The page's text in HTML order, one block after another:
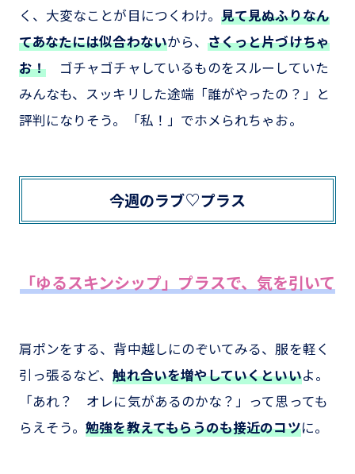
く、大変なことが目につくわけ。見て見ぬふりなん
てあなたには似合わないから、さくっと片づけちゃ
お！ ゴチャゴチャしているものをスルーしていた
みんなも、スッキリした途端「誰がやったの？」と
評判になりそう。「私！」でホメられちゃお。
今週のラブ♡プラス
「ゆるスキンシップ」プラスで、気を引いて
肩ポンをする、背中越しにのぞいてみる、服を軽く
引っ張るなど、触れ合いを増やしていくといいよ。
「あれ？ オレに気があるのかな？」って思っても
らえそう。勉強を教えてもらうのも接近のコツに。